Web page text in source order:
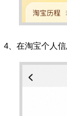
4、在淘宝个人信